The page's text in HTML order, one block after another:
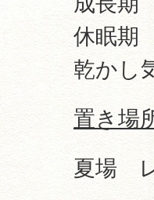
休眠期
乾かし
置き場
夏場